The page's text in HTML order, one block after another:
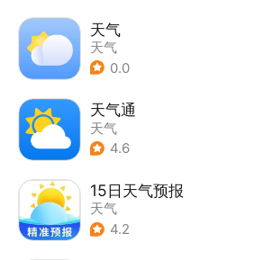
天气
天气
0.0
天气通
天气
4.6
15日天气预报
天气
4.2